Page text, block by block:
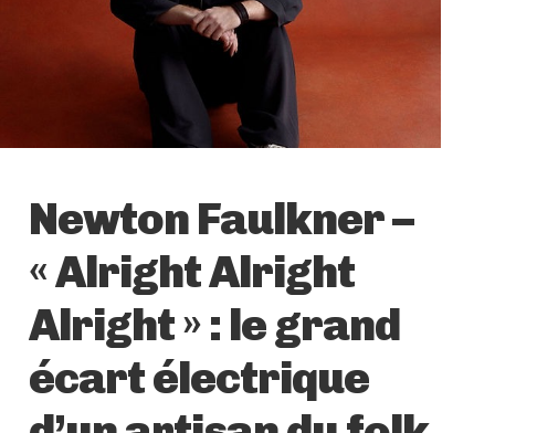
Newton Faulkner –
« Alright Alright
Alright » : le grand
écart électrique